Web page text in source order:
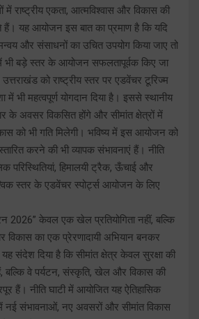
में राष्ट्रीय एकता, आत्मविश्वास और विकास की
यह आयोजन इस बात का प्रमाण है कि यदि
और संसाधनों का उचित उपयोग किया जाए तो
भी बड़े स्तर के आयोजन सफलतापूर्वक किए जा
को राष्ट्रीय स्तर पर एडवेंचर टूरिज्म
में भी महत्वपूर्ण योगदान दिया है। इससे स्थानीय
के अवसर विकसित होंगे और सीमांत क्षेत्रों में
को भी गति मिलेगी। भविष्य में इस आयोजन को
करने की भी व्यापक संभावनाएं हैं। नीति
परिस्थितियां, हिमालयी ट्रैक, ऊँचाई और
स्तर के एडवेंचर स्पोर्ट्स आयोजन के लिए
2026” केवल एक खेल प्रतियोगिता नहीं, बल्कि
विकास का एक प्रेरणादायी अभियान बनकर
संदेश दिया है कि सीमांत क्षेत्र केवल सुरक्षा की
हैं, बल्कि वे पर्यटन, संस्कृति, खेल और विकास की
हैं। नीति घाटी में आयोजित यह ऐतिहासिक
संभावनाओं, नए अवसरों और सीमांत विकास